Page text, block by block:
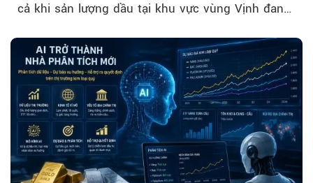
cả khi sản lượng dầu tại khu vực vùng Vịnh đang